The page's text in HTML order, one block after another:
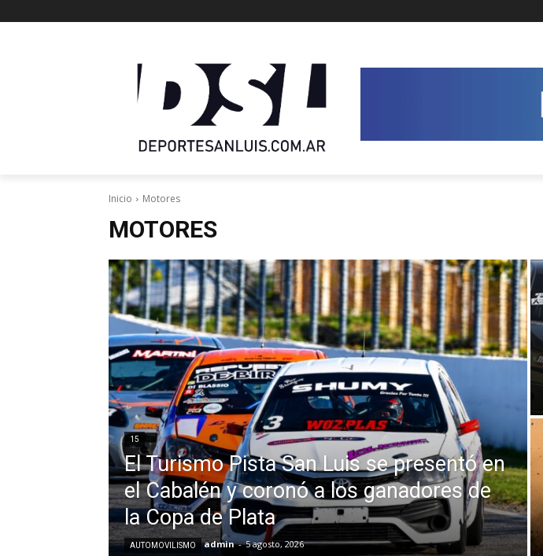
Inicio Motores
MOTORES
15
El Turismo Pista San Luis se presentó en
el Cabalén y coronó a los ganadores de
la Copa de Plata
AUTOMOVILISMO admin - 5 agosto, 2026